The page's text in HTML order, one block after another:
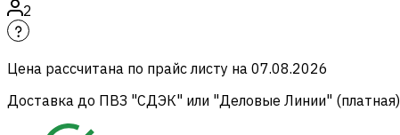
2
Цена рассчитана по прайс листу на 07.08.2026
Доставка до ПВЗ "СДЭК" или "Деловые Линии" (платная)